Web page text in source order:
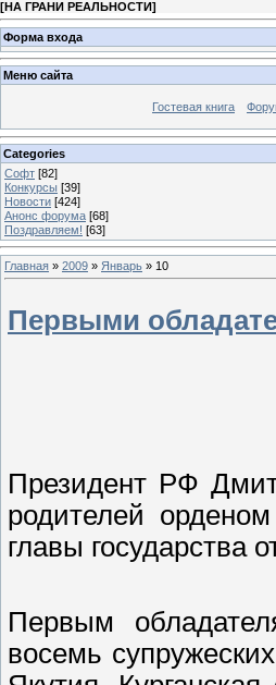
[НА ГРАНИ РЕАЛЬНОСТИ]
Форма входа
Меню сайта
Гостевая книга
Categories
Софт [82]
Конкурсы [39]
Новости [424]
Анонс форума [68]
Поздравляем! [63]
Главная » 2009 » Январь » 10
Первыми
Президент РФ
родителей
главы государства
Первым
восемь